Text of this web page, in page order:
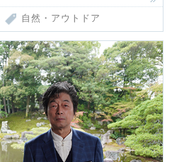
自然・アウトドア